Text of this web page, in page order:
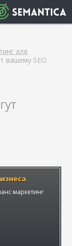
для
вашему SEO
маркетинг